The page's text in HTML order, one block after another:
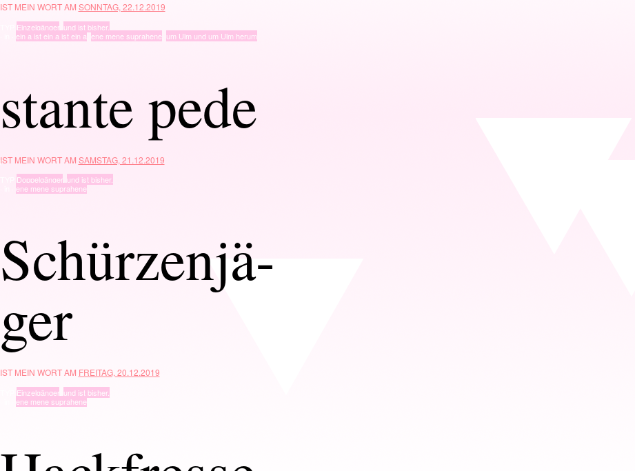
IST MEIN WORT AM SONNTAG, 22.12.2019
Einzelgänger, und ist bisher.
ein a ist ein a ist ein a,ene mene suprahene, um Ulm und um Ulm herum
stante pede
IST MEIN WORT AM SAMSTAG, 21.12.2019
Doppelgänger, und ist bisher.
ene mene suprahene
Schürzenjä-
ger
IST MEIN WORT AM FREITAG, 20.12.2019
Einzelgänger, und ist bisher.
ene mene suprahene